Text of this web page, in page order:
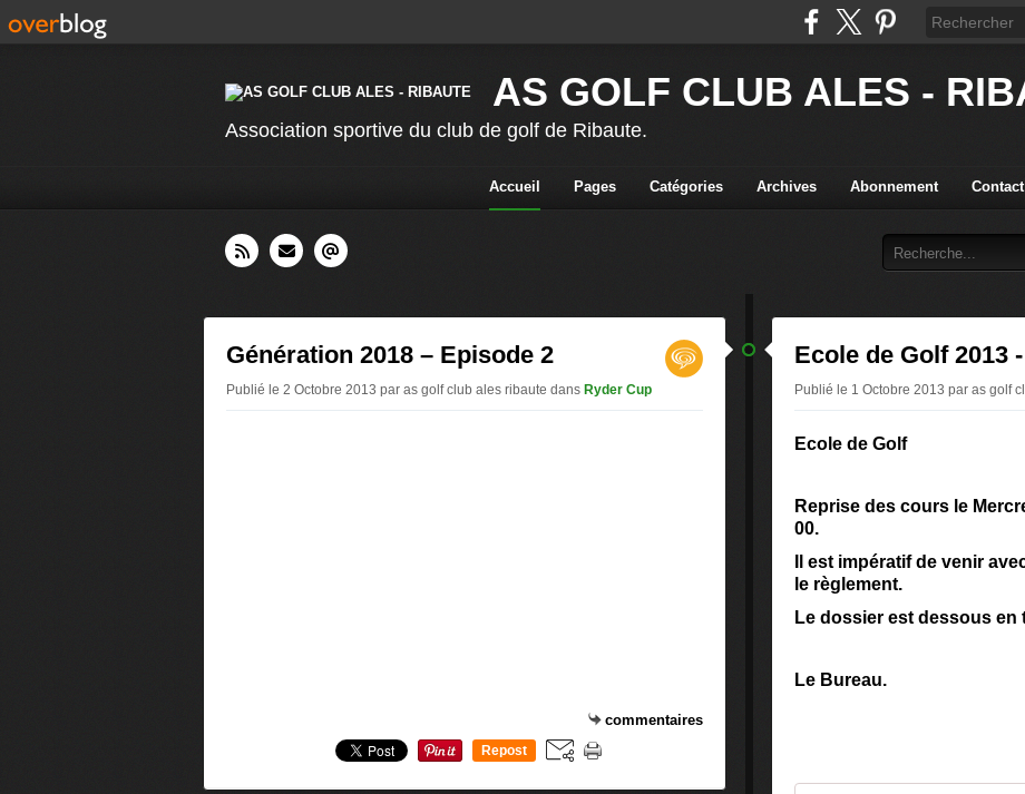
AS GOLF CLUB ALES -
Association sportive du club de golf de Ribaute.
Accueil Pages Catégories Archives Abonnement Contact
Génération 2018 – Episode 2
Publié le 2 Octobre 2013 par as golf club ales ribaute dans Ryder Cup
commentaires
Repost
Ecole de Golf 2013
Publié le 1 Octobre 2013 par as golf
Ecole de Golf
Reprise des cours le
00.
Il est impératif de venir
le règlement.
Le dossier est dessous en
Le Bureau.